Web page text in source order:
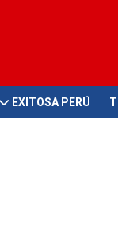
EXITOSA PERÚ